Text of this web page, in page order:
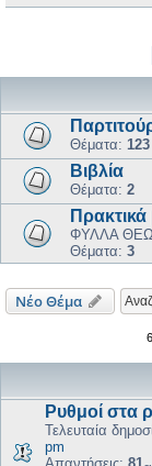
Θέματα: 123
Βιβλία
Θέματα: 2
ΦΥΛΛΑ
Θέματα: 3
Νέο Θέμα
Ρυθμοί στα
Τελευταία
pm